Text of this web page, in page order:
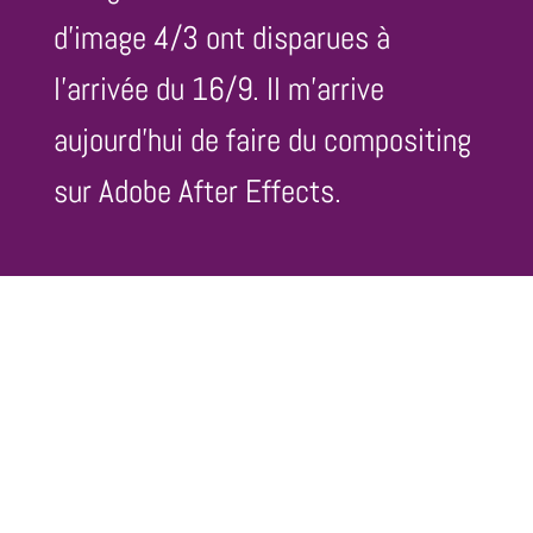
d’image 4/3 ont disparues à
l’arrivée du 16/9. Il m’arrive
aujourd’hui de faire du compositing
sur Adobe After Effects.